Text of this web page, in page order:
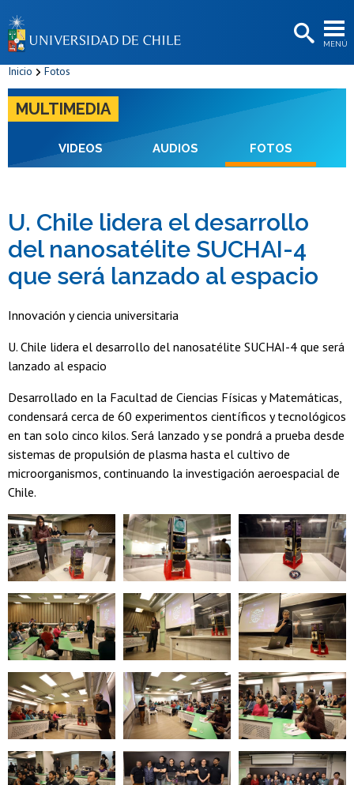
MENÚ
BIBLIOTECAS
Estudiantes
Funcionarias/os
Egresadas/os
Inicio Fotos
MULTIMEDIA
VIDEOS AUDIOS FOTOS
U. Chile lidera el desarrollo
del nanosatélite SUCHAI-4
que será lanzado al espacio
Innovación y ciencia universitaria
U. Chile lidera el desarrollo del nanosatélite SUCHAI-4 que será
lanzado al espacio
Desarrollado en la Facultad de Ciencias Físicas y Matemáticas,
condensará cerca de 60 experimentos científicos y tecnológicos
en tan solo cinco kilos. Será lanzado y se pondrá a prueba desde
sistemas de propulsión de plasma hasta el cultivo de
microorganismos, continuando la investigación aeroespacial de
Chile.
Zoom
Zoom Zoom
Zoom Zoom Zoom
Zoom Zoom Zoom
Zoom Zoom Zoom